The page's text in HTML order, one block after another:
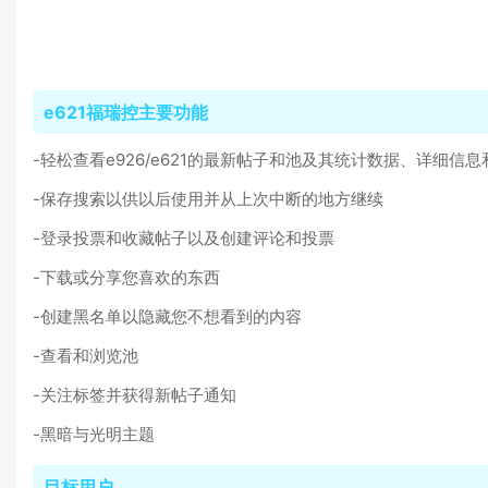
e621福瑞控主要功能
-轻松查看e926/e621的最新帖子和池及其统计数据、详细信息
-保存搜索以供以后使用并从上次中断的地方继续
-登录投票和收藏帖子以及创建评论和投票
-下载或分享您喜欢的东西
-创建黑名单以隐藏您不想看到的内容
-查看和浏览池
-关注标签并获得新帖子通知
-黑暗与光明主题